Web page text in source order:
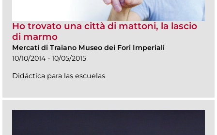
Ho trovato una città di mattoni, la lascio
di marmo
Mercati di Traiano Museo dei Fori Imperiali
10/10/2014 - 10/05/2015
Didáctica para las escuelas